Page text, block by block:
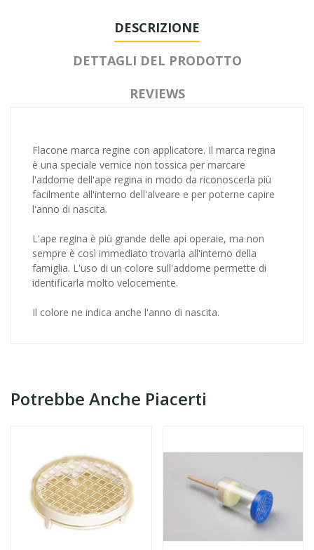
DESCRIZIONE
DETTAGLI DEL PRODOTTO
REVIEWS
Flacone marca regine con applicatore. Il marca regina
è una speciale vernice non tossica per marcare
l'addome dell'ape regina in modo da riconoscerla più
facilmente all'interno dell'alveare e per poterne capire
l'anno di nascita.
L'ape regina è più grande delle api operaie, ma non
sempre è così immediato trovarla all'interno della
famiglia. L'uso di un colore sull'addome permette di
identificarla molto velocemente.
Il colore ne indica anche l'anno di nascita.
Potrebbe Anche Piacerti